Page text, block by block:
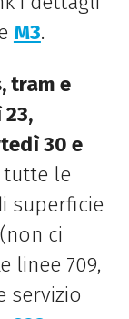
M3.
tram e
30 e
tutte le
superficie
ci
linee 709,
servizio